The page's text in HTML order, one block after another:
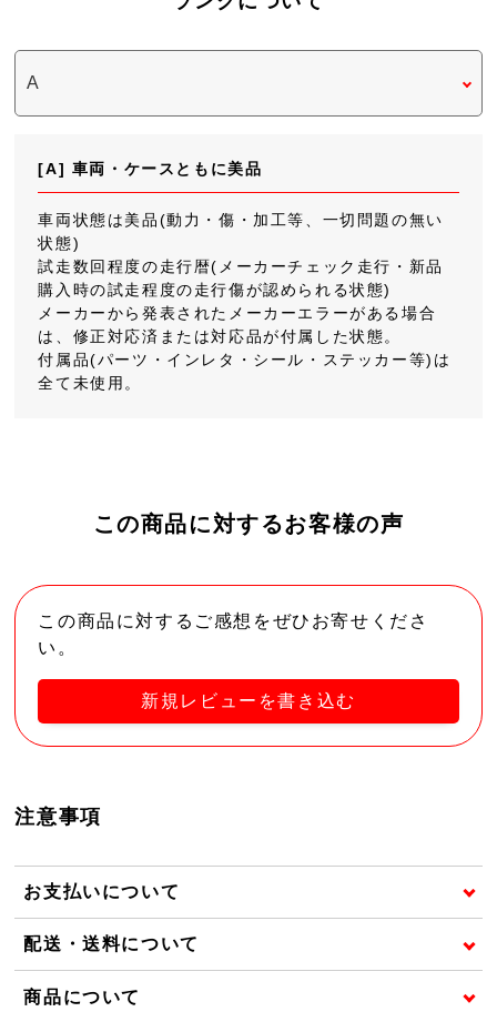
[A] 車両・ケースともに美品
車両状態は美品(動力・傷・加工等、一切問題の無い
状態)
試走数回程度の走行暦(メーカーチェック走行・新品
購入時の試走程度の走行傷が認められる状態)
メーカーから発表されたメーカーエラーがある場合
は、修正対応済または対応品が付属した状態。
付属品(パーツ・インレタ・シール・ステッカー等)は
全て未使用。
この商品に対するお客様の声
この商品に対するご感想をぜひお寄せくださ
い。
新規レビューを書き込む
注意事項
お支払いについて
配送・送料について
商品について